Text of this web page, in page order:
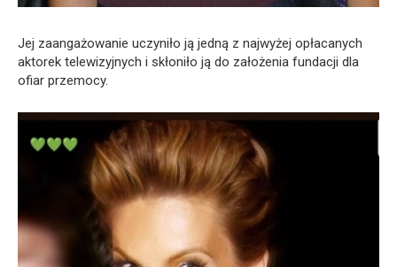
Jej zaangażowanie uczyniło ją jedną z najwyżej opłacanych
aktorek telewizyjnych i skłoniło ją do założenia fundacji dla
ofiar przemocy.